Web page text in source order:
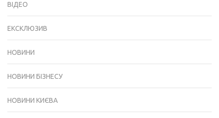
ВІДЕО
ЕКСКЛЮЗИВ
НОВИНИ
НОВИНИ БІЗНЕСУ
НОВИНИ КИЄВА